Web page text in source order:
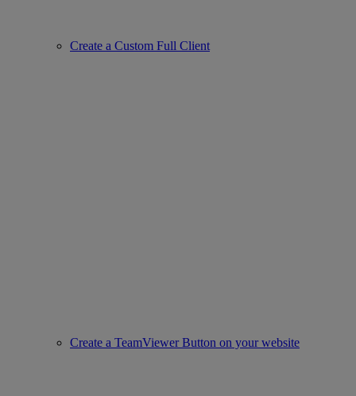
Create a Custom Full Client
Create a TeamViewer Button on your website